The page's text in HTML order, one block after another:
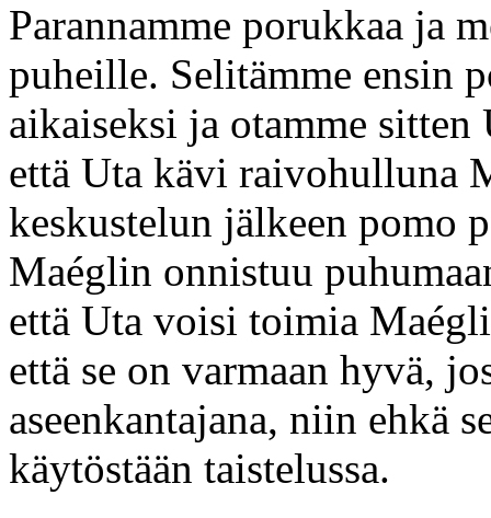
Parannamme porukkaa ja
puheille. Selitämme ensin
aikaiseksi ja otamme
että Uta kävi raivohulluna
keskustelun jälkeen pomo
Maéglin onnistuu
että Uta voisi toimia
että se on varmaan hyvä,
aseenkantajana, niin ehkä
käytöstään taistelussa.